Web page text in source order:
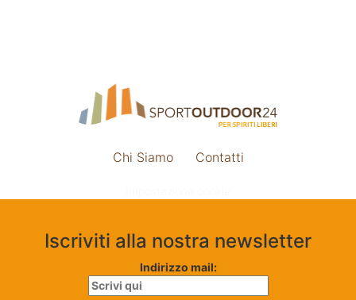
Chi Siamo Contatti
Iscriviti alla nostra newsletter
Indirizzo mail: